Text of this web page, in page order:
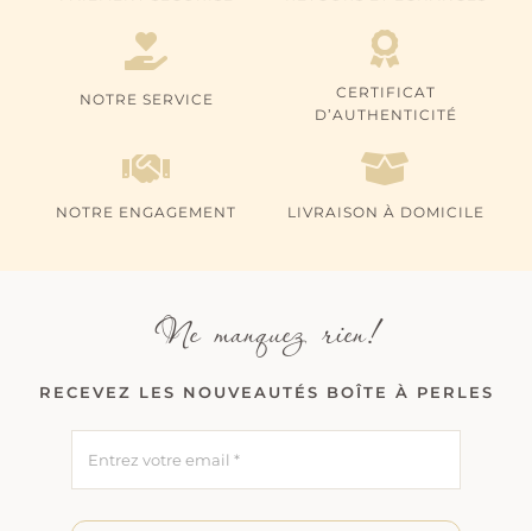
NOTRE SERVICE
CERTIFICAT
D’AUTHENTICITÉ
NOTRE ENGAGEMENT LIVRAISON À DOMICILE
Ne manquez rien!
RECEVEZ LES NOUVEAUTÉS BOÎTE À PERLES